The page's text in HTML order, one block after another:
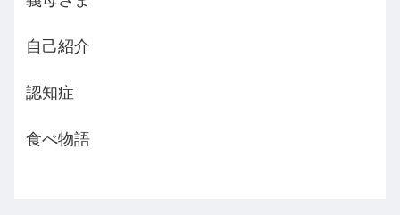
自己紹介
認知症
食べ物語